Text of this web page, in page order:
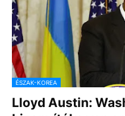
ÉSZAK-KOREA
Lloyd Austin: